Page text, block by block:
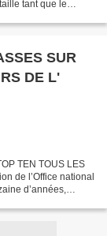
tant que le
SUR
DE L'
TEN TOUS LES
de l’Office national
d’années,